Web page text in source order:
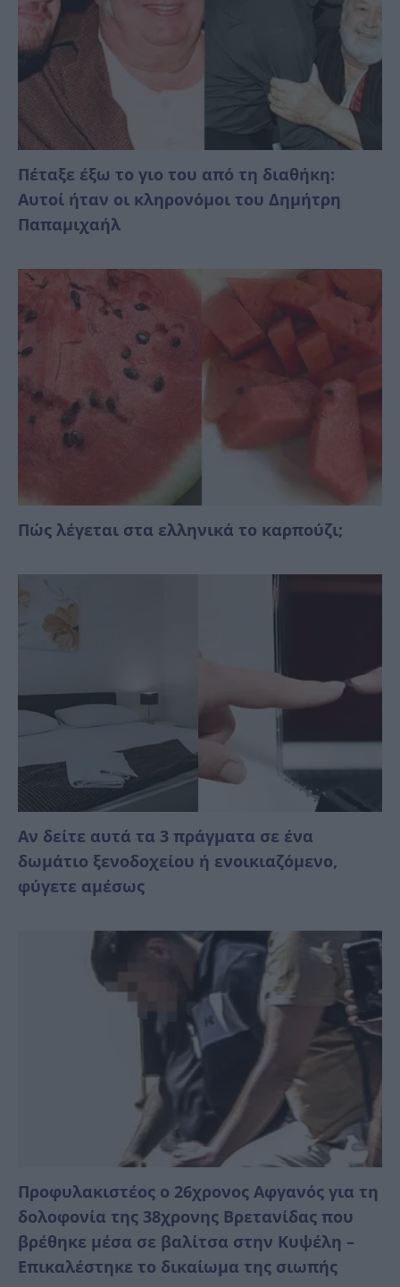
Πέταξε έξω το γιο του από τη διαθήκη:
Αυτοί ήταν οι κληρονόμοι του Δημήτρη
Παπαμιχαήλ
Πώς λέγεται στα ελληνικά το καρπούζι;
Αν δείτε αυτά τα 3 πράγματα σε ένα
δωμάτιο ξενοδοχείου ή ενοικιαζόμενο,
φύγετε αμέσως
Προφυλακιστέος ο 26χρονος Αφγανός για τη
δολοφονία της 38χρονης Βρετανίδας που
βρέθηκε μέσα σε βαλίτσα στην Κυψέλη –
Επικαλέστηκε το δικαίωμα της σιωπής